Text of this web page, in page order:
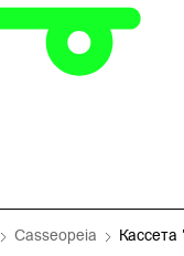
Casseopeia Кассета